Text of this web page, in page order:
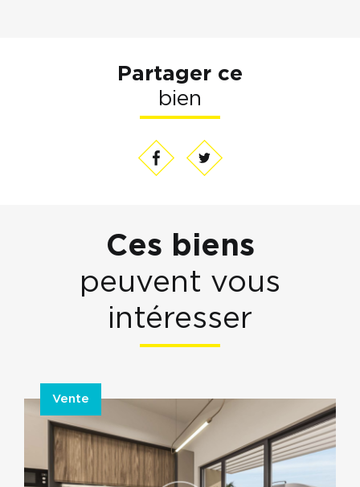
Partager ce
bien
Ces biens
peuvent vous
intéresser
Vente